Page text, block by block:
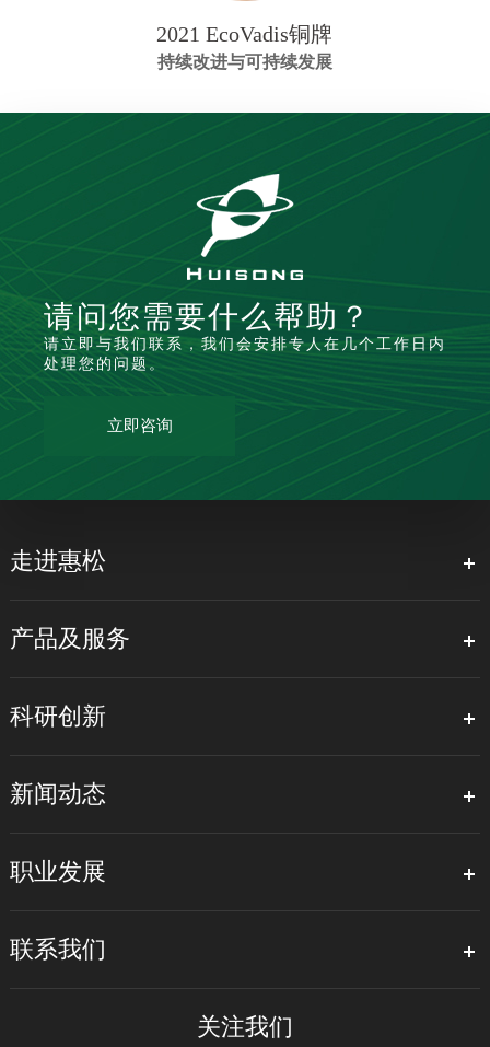
2021 EcoVadis铜牌
持续改进与可持续发展
请问您需要什么帮助？
请立即与我们联系，我们会安排专人在几个工作日内
处理您的问题。
立即咨询
走进惠松
产品及服务
科研创新
新闻动态
职业发展
联系我们
关注我们